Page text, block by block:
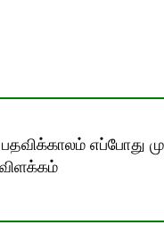
பதவிக்காலம் எப்போது